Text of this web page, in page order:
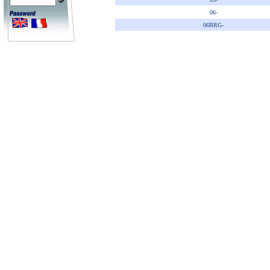
06-
06BRG-